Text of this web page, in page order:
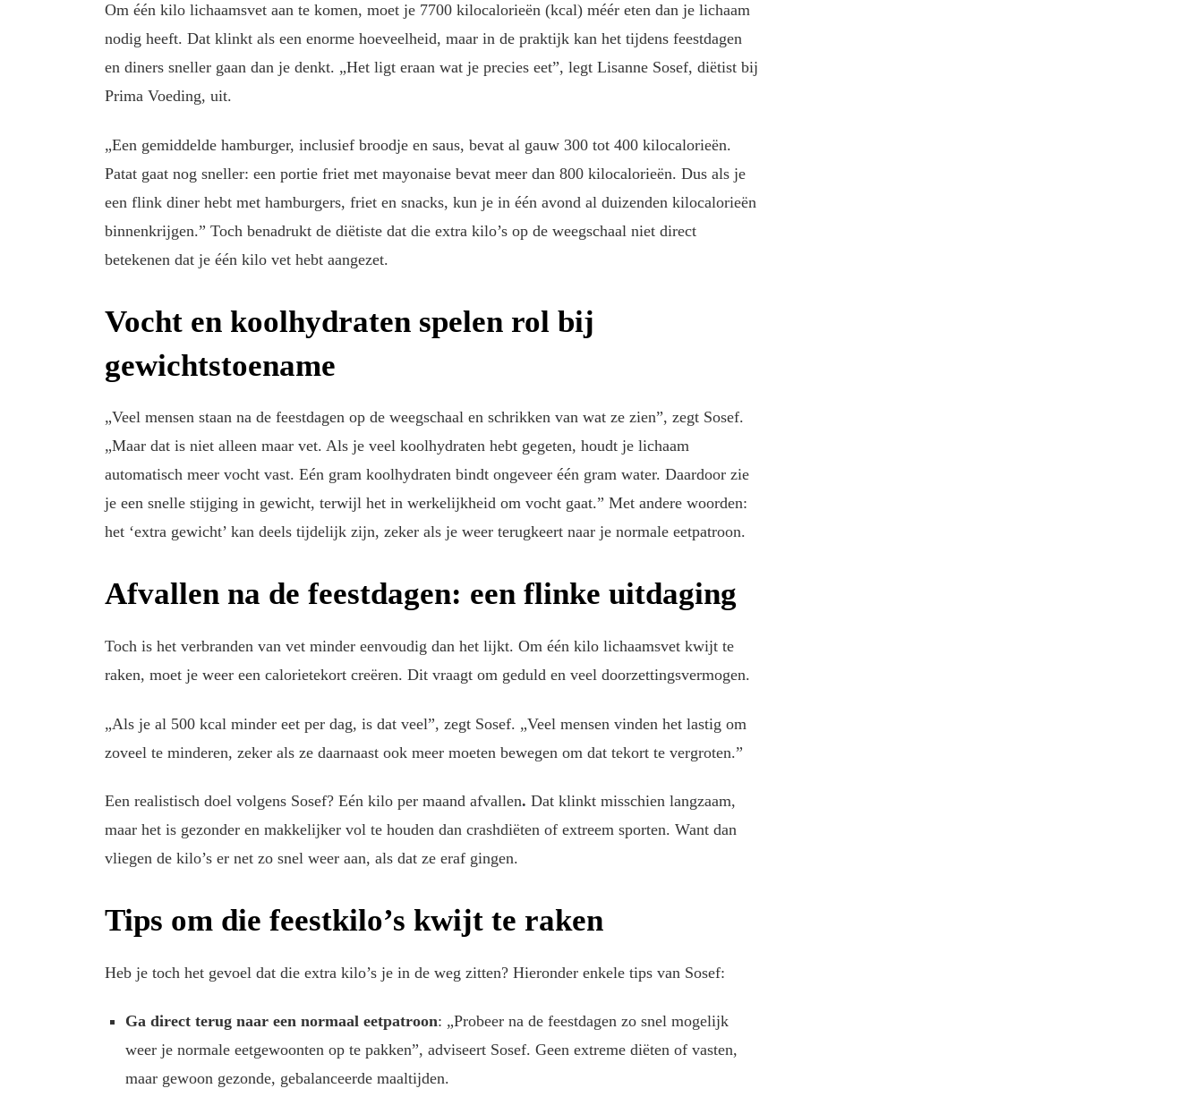
Om één kilo lichaamsvet aan te komen, moet je 7700 kilocalorieën (kcal) méér eten dan je lichaam
nodig heeft. Dat klinkt als een enorme hoeveelheid, maar in de praktijk kan het tijdens feestdagen
en diners sneller gaan dan je denkt. „Het ligt eraan wat je precies eet”, legt Lisanne Sosef, diëtist bij
Prima Voeding, uit.
„Een gemiddelde hamburger, inclusief broodje en saus, bevat al gauw 300 tot 400 kilocalorieën.
Patat gaat nog sneller: een portie friet met mayonaise bevat meer dan 800 kilocalorieën. Dus als je
een flink diner hebt met hamburgers, friet en snacks, kun je in één avond al duizenden kilocalorieën
binnenkrijgen.” Toch benadrukt de diëtiste dat die extra kilo’s op de weegschaal niet direct
betekenen dat je één kilo vet hebt aangezet.
Vocht en koolhydraten spelen rol bij
gewichtstoename
„Veel mensen staan na de feestdagen op de weegschaal en schrikken van wat ze zien”, zegt Sosef.
„Maar dat is niet alleen maar vet. Als je veel koolhydraten hebt gegeten, houdt je lichaam
automatisch meer vocht vast. Eén gram koolhydraten bindt ongeveer één gram water. Daardoor zie
je een snelle stijging in gewicht, terwijl het in werkelijkheid om vocht gaat.” Met andere woorden:
het ‘extra gewicht’ kan deels tijdelijk zijn, zeker als je weer terugkeert naar je normale eetpatroon.
Afvallen na de feestdagen: een flinke uitdaging
Toch is het verbranden van vet minder eenvoudig dan het lijkt. Om één kilo lichaamsvet kwijt te
raken, moet je weer een calorietekort creëren. Dit vraagt om geduld en veel doorzettingsvermogen.
„Als je al 500 kcal minder eet per dag, is dat veel”, zegt Sosef. „Veel mensen vinden het lastig om
zoveel te minderen, zeker als ze daarnaast ook meer moeten bewegen om dat tekort te vergroten.”
Een realistisch doel volgens Sosef? Eén kilo per maand afvallen. Dat klinkt misschien langzaam,
maar het is gezonder en makkelijker vol te houden dan crashdiëten of extreem sporten. Want dan
vliegen de kilo’s er net zo snel weer aan, als dat ze eraf gingen.
Tips om die feestkilo’s kwijt te raken
Heb je toch het gevoel dat die extra kilo’s je in de weg zitten? Hieronder enkele tips van Sosef:
Ga direct terug naar een normaal eetpatroon: „Probeer na de feestdagen zo snel mogelijk
weer je normale eetgewoonten op te pakken”, adviseert Sosef. Geen extreme diëten of vasten,
maar gewoon gezonde, gebalanceerde maaltijden.